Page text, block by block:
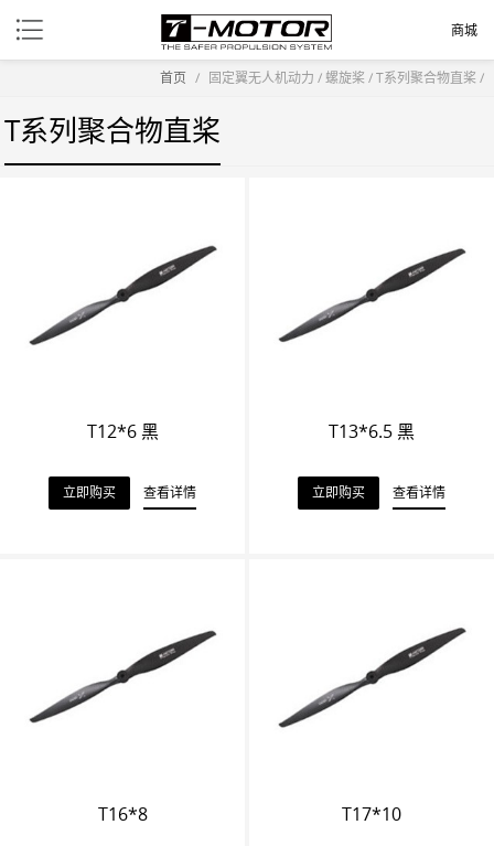
商城
首页 / 固定翼无人机动力 /螺旋桨 /T系列聚合物直桨 /
T系列聚合物直桨
T12*6 黑
立即购买 查看详情
T13*6.5 黑
立即购买 查看详情
T16*8 T17*10